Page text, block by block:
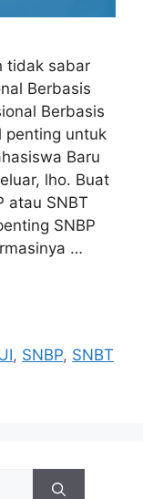
tidak sabar
Berbasis
Berbasis
penting untuk
Baru
lho. Buat
atau SNBT
SNBP
…
, SNBP, SNBT